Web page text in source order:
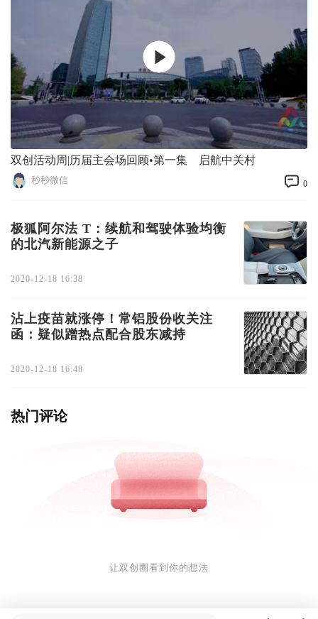
双创活动周|历届主会场回顾•第一集 启航中关村
秒秒微信 0
极狐阿尔法 T：续航和驾驶体验均衡
的北汽新能源之子
2020-12-18 16:38
沾上疫苗就涨停！常铝股份收关注
函：疑似蹭热点配合股东减持
2020-12-18 16:48
热门评论
让双创圈看到你的想法